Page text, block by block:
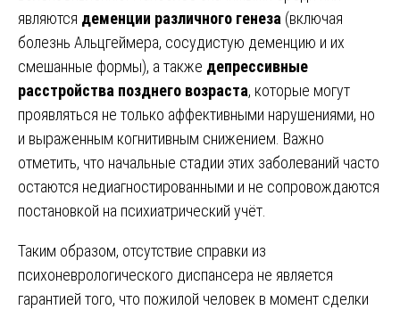
являются деменции различного генеза (включая
болезнь Альцгеймера, сосудистую деменцию и их
смешанные формы), а также депрессивные
расстройства позднего возраста, которые могут
проявляться не только аффективными нарушениями, но
и выраженным когнитивным снижением. Важно
отметить, что начальные стадии этих заболеваний часто
остаются недиагностированными и не сопровождаются
постановкой на психиатрический учёт.
Таким образом, отсутствие справки из
психоневрологического диспансера не является
гарантией того, что пожилой человек в момент сделки